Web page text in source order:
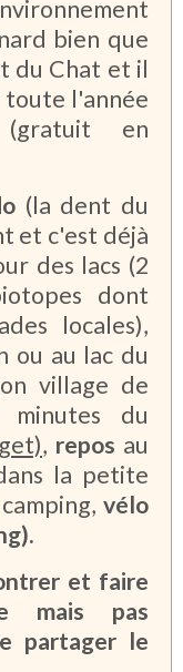
bien que
du Chat et il
toute l'année
en
(la dent du
et c'est déjà
des lacs (2
dont
locales),
ou au lac du
village de
du
, repos au
la petite
vélo
et faire
mais pas
partager le